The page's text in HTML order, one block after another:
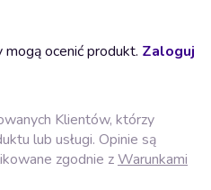
ocenić produkt. Zaloguj
Klientów, którzy
lub usługi. Opinie są
zgodnie zWarunkami